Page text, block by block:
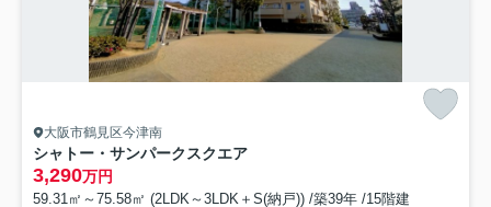
大阪市鶴見区今津南
シャトー・サンパークスクエア
3,290万円
59.31㎡～75.58㎡ (2LDK～3LDK＋S(納戸)) /築39年 /15階建